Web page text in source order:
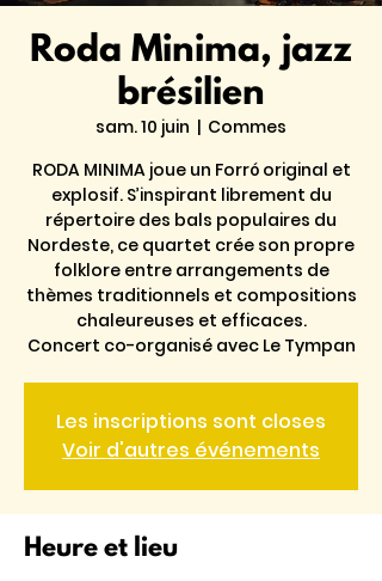
Roda Minima, jazz
brésilien
sam. 10 juin
  |
Commes
RODA MINIMA joue un Forró original et
explosif. S’inspirant librement du
répertoire des bals populaires du
Nordeste, ce quartet crée son propre
folklore entre arrangements de
thèmes traditionnels et compositions
chaleureuses et efficaces.
Concert co-organisé avec Le Tympan
Les inscriptions sont closes
Voir d'autres événements
Heure et lieu